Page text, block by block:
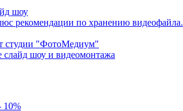
шоу
рекомендации по хранению видеофайла.
студии "ФотоМедиум"
слайд шоу и видеомонтажа
10%